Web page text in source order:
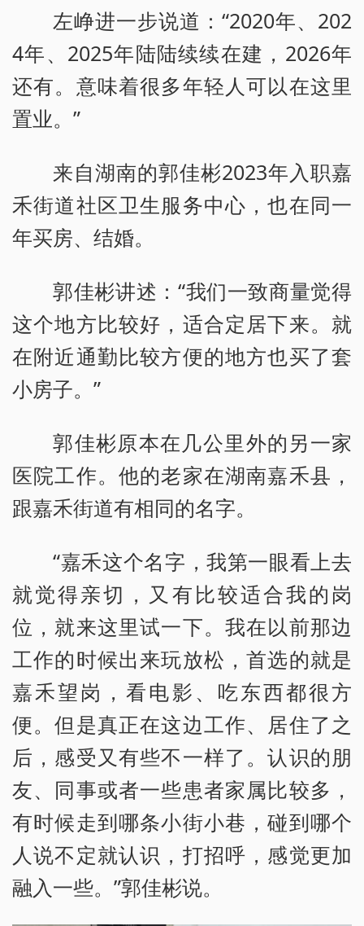
左峥进一步说道：“2020年、202
4年、2025年陆陆续续在建，2026年
还有。意味着很多年轻人可以在这里
置业。”
来自湖南的郭佳彬2023年入职嘉
禾街道社区卫生服务中心，也在同一
年买房、结婚。
郭佳彬讲述：“我们一致商量觉得
这个地方比较好，适合定居下来。就
在附近通勤比较方便的地方也买了套
小房子。”
郭佳彬原本在几公里外的另一家
医院工作。他的老家在湖南嘉禾县，
跟嘉禾街道有相同的名字。
“嘉禾这个名字，我第一眼看上去
就觉得亲切，又有比较适合我的岗
位，就来这里试一下。我在以前那边
工作的时候出来玩放松，首选的就是
嘉禾望岗，看电影、吃东西都很方
便。但是真正在这边工作、居住了之
后，感受又有些不一样了。认识的朋
友、同事或者一些患者家属比较多，
有时候走到哪条小街小巷，碰到哪个
人说不定就认识，打招呼，感觉更加
融入一些。”郭佳彬说。